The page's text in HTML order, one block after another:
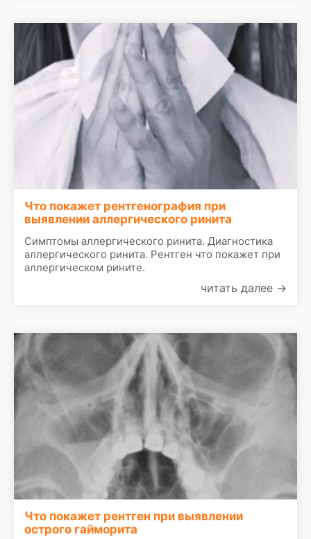
Что покажет рентгенография при
выявлении аллергического ринита
Симптомы аллергического ринита. Диагностика
аллергического ринита. Рентген что покажет при
аллергическом рините.
читать далее →
Что покажет рентген при выявлении
острого гайморита